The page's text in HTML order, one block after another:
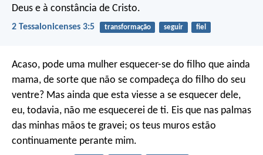
Deus e à constância de Cristo.
2 Tessalonicenses 3:5 transformação seguir fiel
Acaso, pode uma mulher esquecer-se do filho que ainda
mama, de sorte que não se compadeça do filho do seu
ventre? Mas ainda que esta viesse a se esquecer dele,
eu, todavia, não me esquecerei de ti. Eis que nas palmas
das minhas mãos te gravei; os teus muros estão
continuamente perante mim.